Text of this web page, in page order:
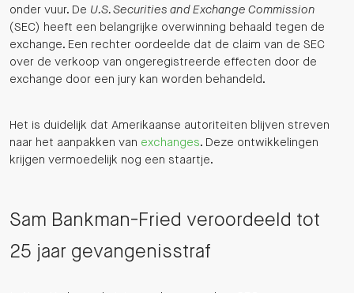
onder vuur. De U.S. Securities and Exchange Commission
(SEC) heeft een belangrijke overwinning behaald tegen de
exchange. Een rechter oordeelde dat de claim van de SEC
over de verkoop van ongeregistreerde effecten door de
exchange door een jury kan worden behandeld.
Het is duidelijk dat Amerikaanse autoriteiten blijven streven
naar het aanpakken van exchanges. Deze ontwikkelingen
krijgen vermoedelijk nog een staartje.
Sam Bankman-Fried veroordeeld tot
25 jaar gevangenisstraf